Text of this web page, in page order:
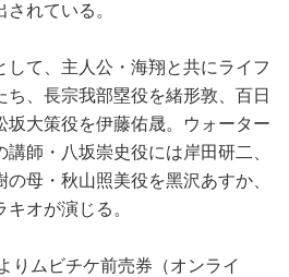
れている。
て、主人公・海翔と共にライフ
ち、長宗我部塁役を緒形敦、百日
坂大策役を伊藤佑晟。ウォーター
師・八坂崇史役には岸田研二、
母・秋⼭照美役を⿊沢あすか、
オが演じる。
ムビチケ前売券（オンライ